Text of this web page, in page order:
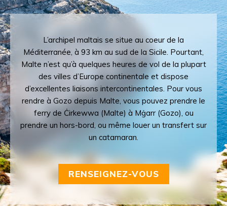
L’archipel maltais se situe au coeur de la
Méditerranée, à 93 km au sud de la Sicile. Pourtant,
Malte n’est qu’à quelques heures de vol de la plupart
des villes d’Europe continentale et dispose
d’excellentes liaisons intercontinentales. Pour vous
rendre à Gozo depuis Malte, vous pouvez prendre le
ferry de Ċirkewwa (Malte) à Mġarr (Gozo), ou
prendre un hors-bord, ou même louer un transfert sur
un catamaran.
RENSEIGNEZ-VOUS